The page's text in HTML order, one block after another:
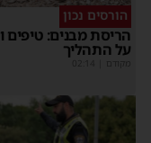
הורסים נכון
הריסת מבנים: טיפים
על התהליך
מקודם